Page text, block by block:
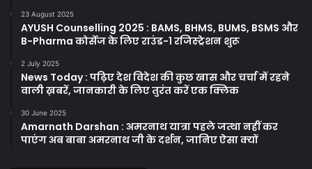
23 August 2025
AYUSH Counselling 2025 : BAMS, BHMS, BUMS, BSMS और
B-Pharma कोर्सेज के लिए राउंड-1 रजिस्ट्रेशन शुरू
2 July 2025
News Today : पढ़िए देश विदेश की कुछ खास और चर्चा में रहने
वाली ख़बरें, जानकारी के लिए तुरंत करें एक क्लिक
30 June 2025
Amarnath Darshan : अमरनाथ यात्रा पहले जत्था नहीं कर
पाएंग अब बाबा अमरनाथ जी के दर्शन, जानिए ऐसा क्यों